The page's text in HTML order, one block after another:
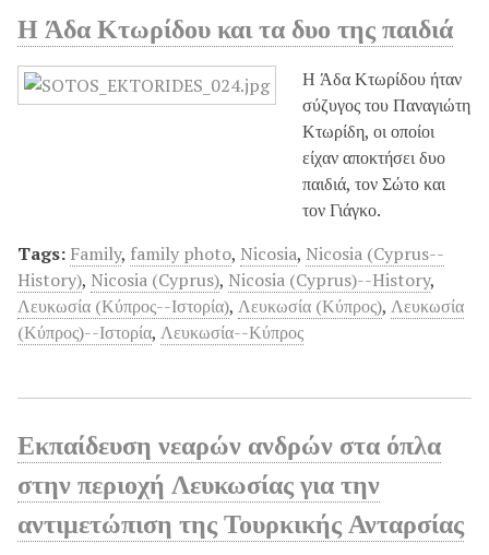
Η Άδα Κτωρίδου και τα δυο της παιδιά
Η Άδα Κτωρίδου ήταν
σύζυγος του Παναγιώτη
Κτωρίδη, οι οποίοι
είχαν αποκτήσει δυο
παιδιά, τον Σώτο και
τον Γιάγκο.
Tags: Family, family photo, Nicosia, Nicosia (Cyprus--
History), Nicosia (Cyprus), Nicosia (Cyprus)--History,
Λευκωσία (Κύπρος--Ιστορία), Λευκωσία (Κύπρος), Λευκωσία
(Κύπρος)--Ιστορία, Λευκωσία--Κύπρος
Εκπαίδευση νεαρών ανδρών στα όπλα
στην περιοχή Λευκωσίας για την
αντιμετώπιση της Τουρκικής Ανταρσίας